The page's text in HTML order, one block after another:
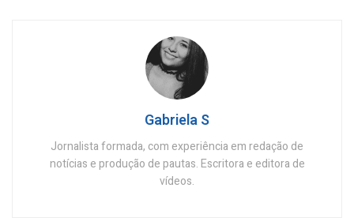
Gabriela S
Jornalista formada, com experiência em redação de
notícias e produção de pautas. Escritora e editora de
vídeos.